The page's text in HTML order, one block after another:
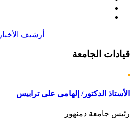
أرشيف الأخبار
قيادات الجامعة
الأستاذ الدكتور/ إلهامى على ترابيس
رئيس جامعة دمنهور